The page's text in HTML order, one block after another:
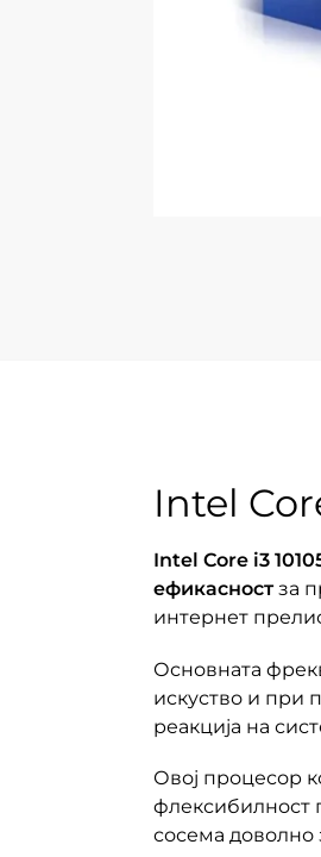
Intel
Intel Core i3
ефикасностза
интернет
Основната
искуство и при
реакција на
Овој процесор
флексибилност
сосема доволно